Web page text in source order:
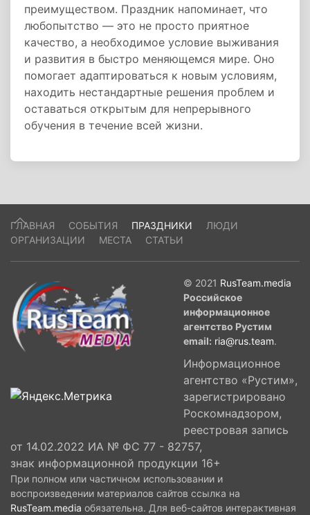
преимуществом. Праздник напоминает, что
любопытство — это не просто приятное
качество, а необходимое условие выживания
и развития в быстро меняющемся мире. Оно
помогает адаптироваться к новым условиям,
находить нестандартные решения проблем и
оставаться открытым для непрерывного
обучения в течение всей жизни.
ГЛАВНАЯ СОБЫТИЯ ПРАЗДНИКИ
ЛЮДИ
ОРГАНИЗАЦИИ
МЕСТА СТАТЬИ
© 2021 RusTeam.media
Российское
информационное
агентство Рустим
email: ria@rus.team.
Информационное
агентство «Рустим»,
зарегистрировано
Роскомнадзором,
реестровая запись
от 14.02.2022 ИА № ФС 77 - 82757,
знак информационной продукции 16+
При полном или частичном использовании и
воспроизведении материалов сайтов ссылка на
RusTeam.media обязательна. Для веб-сайтов интерактивная